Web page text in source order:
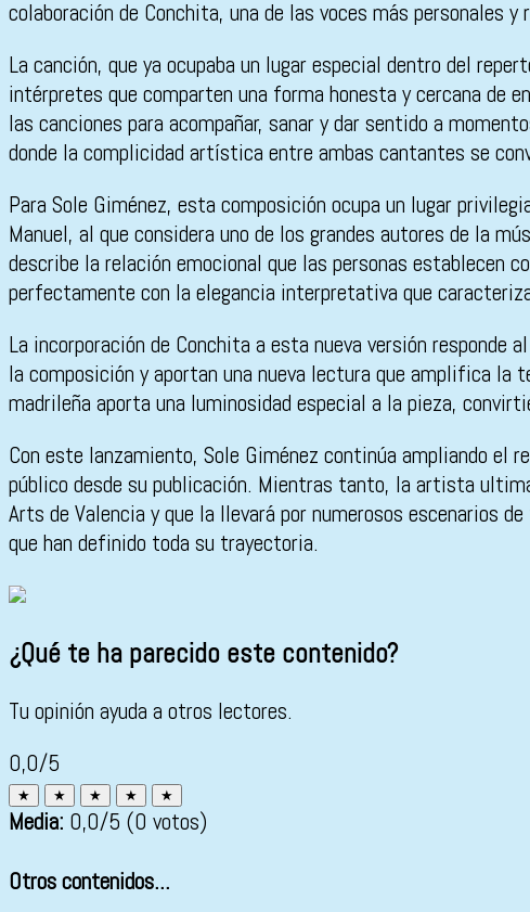
colaboración de Conchita, una de las voces más personales
La canción, que ya ocupaba un lugar especial dentro del
intérpretes que comparten una forma honesta y cercana de
las canciones para acompañar, sanar y dar sentido a
donde la complicidad artística entre ambas cantantes se
Para Sole Giménez, esta composición ocupa un lugar
Manuel, al que considera uno de los grandes autores de la
describe la relación emocional que las personas establecen
perfectamente con la elegancia interpretativa que
La incorporación de Conchita a esta nueva versión
la composición y aportan una nueva lectura que amplifica la
madrileña aporta una luminosidad especial a la pieza,
Con este lanzamiento, Sole Giménez continúa ampliando el
público desde su publicación. Mientras tanto, la artista
Arts de Valencia y que la llevará por numerosos escenarios
que han definido toda su trayectoria.
¿Qué te ha parecido este contenido?
Tu opinión ayuda a otros lectores.
0,0/5
★ ★ ★ ★ ★
Media: 0,0/5 (0 votos)
Otros contenidos...